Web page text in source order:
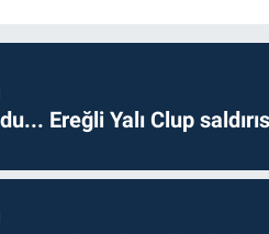
Ereğli Yalı Clup